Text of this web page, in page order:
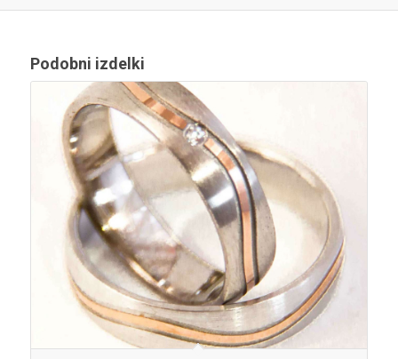
Podobni izdelki